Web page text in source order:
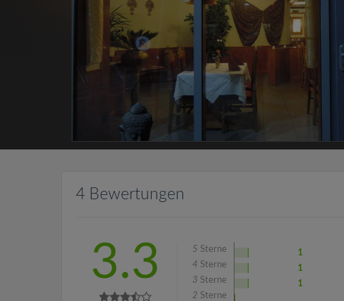
4 Bewertungen
3.3 5 Sterne
1
4 Sterne
1
3 Sterne
1
2 Sterne